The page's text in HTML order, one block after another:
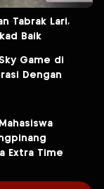
Tabrak Lari,
Baik
Game di
Dengan
Extra Time